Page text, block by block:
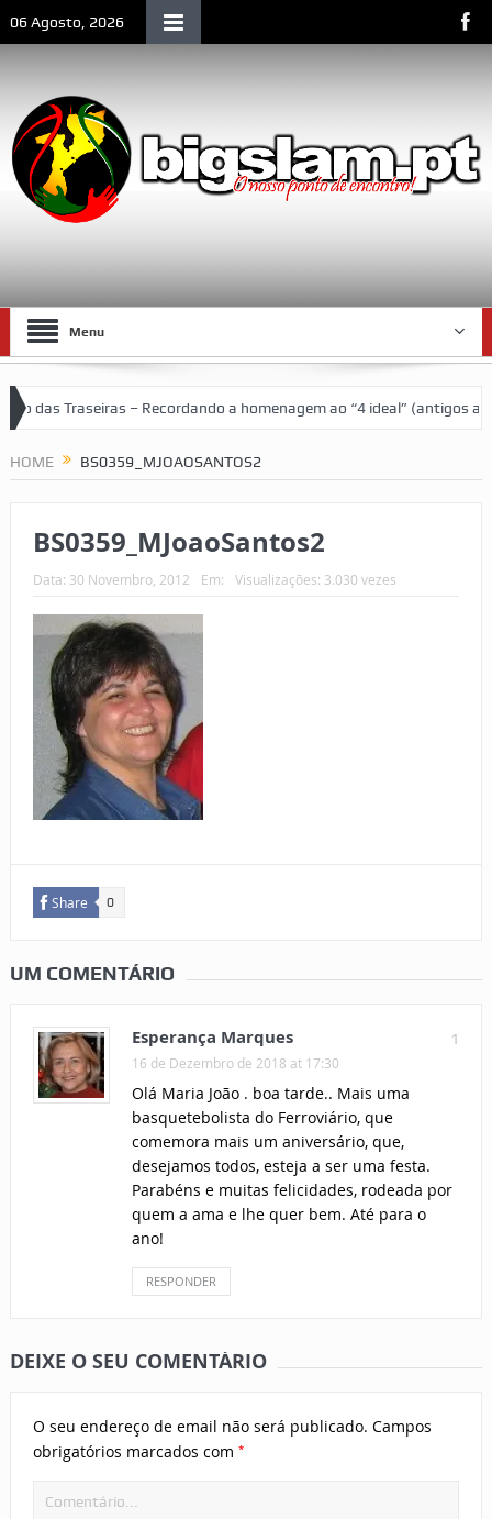
06 Agosto, 2026
Menu
das Traseiras – Recordando a homenagem ao “4 ideal” (antigos
HOME BS0359_MJOAOSANTOS2
BS0359_MJoaoSantos2
Data: 30 Novembro, 2012 Em: Visualizações: 3.030 vezes
Share 0
UM COMENTÁRIO
1
Esperança Marques
16 de Dezembro de 2018 at 17:30
Olá Maria João . boa tarde.. Mais uma
basquetebolista do Ferroviário, que
comemora mais um aniversário, que,
desejamos todos, esteja a ser uma festa.
Parabéns e muitas felicidades, rodeada por
quem a ama e lhe quer bem. Até para o
ano!
RESPONDER
DEIXE O SEU COMENTÁRIO
O seu endereço de email não será publicado. Campos
obrigatórios marcados com *